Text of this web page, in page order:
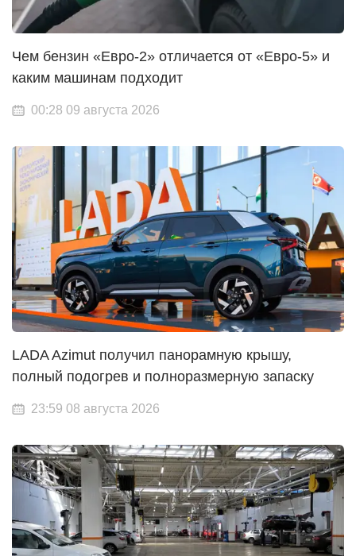
Чем бензин «Евро-2» отличается от «Евро-5» и
каким машинам подходит
00:28 09 августа 2026
LADA Azimut получил панорамную крышу,
полный подогрев и полноразмерную запаску
23:59 08 августа 2026